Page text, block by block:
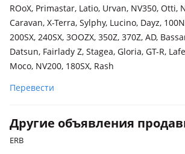
ROoX, Primastar, Latio, Urvan, NV350, Otti,
Caravan, X-Terra, Sylphy, Lucino, Dayz,
200SX, 240SX, 3OOZX, 350Z, 370Z, AD,
Datsun, Fairlady Z, Stagea, Gloria, GT-R,
Moco, NV200, 180SX, Rash
Перевести
Другие объявления
ERB